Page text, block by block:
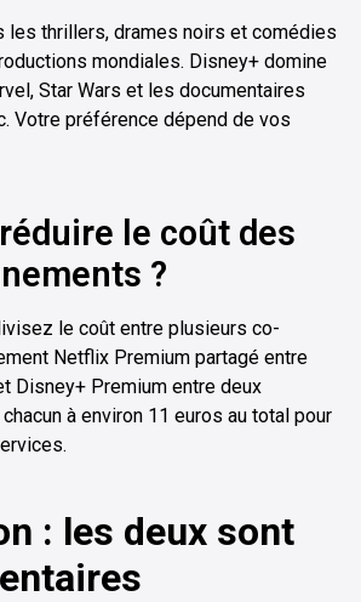
les thrillers, drames noirs et comédies
mondiales. Disney+ domine
Star Wars et les documentaires
Votre préférence dépend de vos
le coût des
?
le coût entre plusieurs co-
Netflix Premium partagé entre
Disney+ Premium entre deux
à environ 11 euros au total pour
: les deux sont